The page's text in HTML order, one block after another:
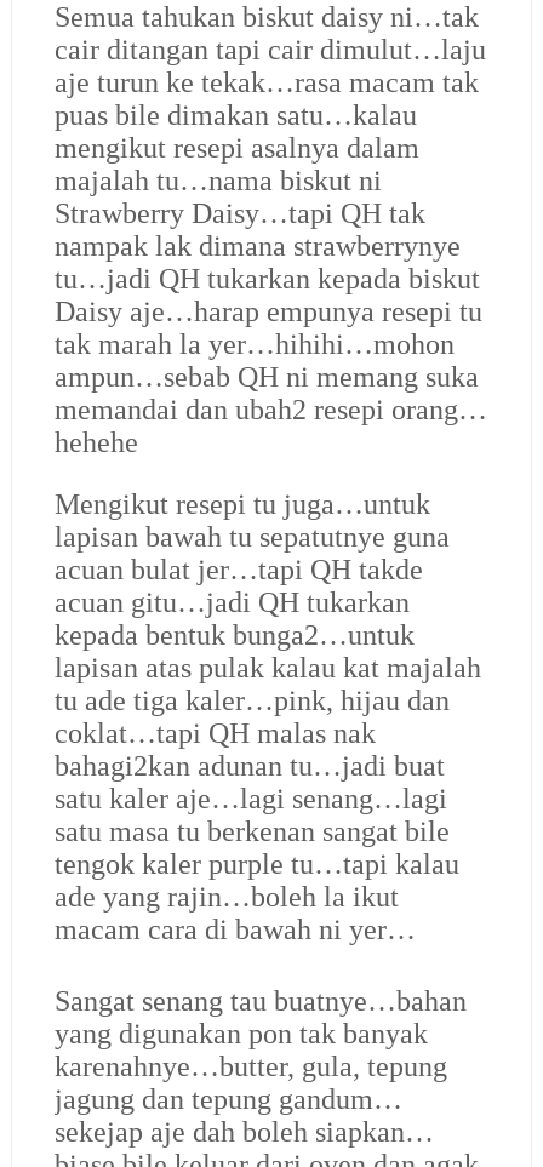
Semua tahukan biskut daisy ni…tak
cair ditangan tapi cair dimulut…laju
aje turun ke tekak…rasa macam tak
puas bile dimakan satu…kalau
mengikut resepi asalnya dalam
majalah tu…nama biskut ni
Strawberry Daisy…tapi QH tak
nampak lak dimana strawberrynye
tu…jadi QH tukarkan kepada biskut
Daisy aje…harap empunya resepi tu
tak marah la yer…hihihi…mohon
ampun…sebab QH ni memang suka
memandai dan ubah2 resepi orang…
hehehe
Mengikut resepi tu juga…untuk
lapisan bawah tu sepatutnye guna
acuan bulat jer…tapi QH takde
acuan gitu…jadi QH tukarkan
kepada bentuk bunga2…untuk
lapisan atas pulak kalau kat majalah
tu ade tiga kaler…pink, hijau dan
coklat…tapi QH malas nak
bahagi2kan adunan tu…jadi buat
satu kaler aje…lagi senang…lagi
satu masa tu berkenan sangat bile
tengok kaler purple tu…tapi kalau
ade yang rajin…boleh la ikut
macam cara di bawah ni yer…
Sangat senang tau buatnye…bahan
yang digunakan pon tak banyak
karenahnye…butter, gula, tepung
jagung dan tepung gandum…
sekejap aje dah boleh siapkan…